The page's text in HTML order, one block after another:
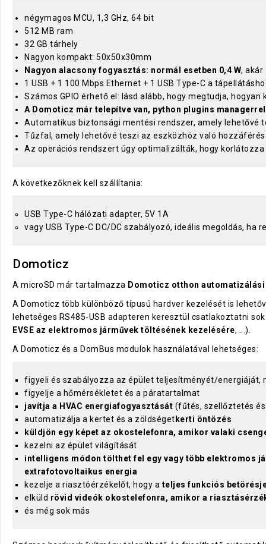
négymagos MCU, 1,3 GHz, 64 bit
512 MB ram
32 GB tárhely
Nagyon kompakt: 50x50x30mm
Nagyon alacsony fogyasztás: normál esetben 0,4 W, akár
1 USB + 1 100 Mbps Ethernet + 1 USB Type-C a
Számos GPIO érhető el: lásd alább, hogy megtudja, hogyan
A Domoticz már telepítve van, python plugins
Automatikus biztonsági mentési rendszer, amely lehetővé
Tűzfal, amely lehetővé teszi az eszközhöz való
Az operációs rendszert úgy optimalizálták, hogy
A következőknek kell szállítania:
USB Type-C hálózati adapter, 5V 1A
vagy USB Type-C DC/DC szabályozó, ideális megoldás,
Domoticz
A microSD már tartalmazza Domoticz otthon
A Domoticz több különböző típusú hardver kezelését is
lehetséges RS485-USB adapteren keresztül csatlakoztatni
EVSE az elektromos járművek töltésének kezelésére, ...).
A Domoticz és a DomBus modulok használatával lehetséges:
figyeli és szabályozza az épület teljesítményét/energiáját,
figyelje a hőmérsékletet és a páratartalmat
javítja a HVAC energiafogyasztását (fűtés, szellőztetés
automatizálja a kertet és a zöldséget kerti öntözés
küldjön egy képet az okostelefonra, amikor valaki
kezelni az épület világítását
intelligens módon tölthet fel egy vagy több elektromos
extrafotovoltaikus energia
kezelje a riasztóérzékelőt, hogy a teljes funkciós
elküld rövid videók okostelefonra, amikor a
és még sok más